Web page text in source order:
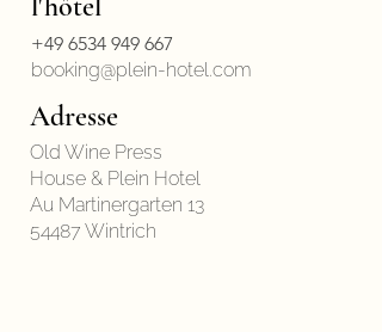
+49 6534 949 667
booking@plein-hotel.com
Adresse
Old Wine Press
House & Plein Hotel
Au Martinergarten 13
54487 Wintrich